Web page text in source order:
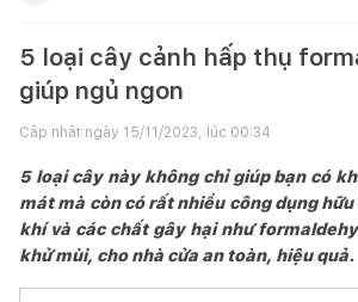
5 loại cây cảnh hấp thụ
giúp ngủ ngon
Cập nhật ngày 15/11/2023, lúc 00:34
5 loại cây này không chỉ giúp bạn có
mát mà còn có rất nhiều công dụng
khí và các chất gây hại như
khử mùi, cho nhà cửa an toàn, hiệu quả.